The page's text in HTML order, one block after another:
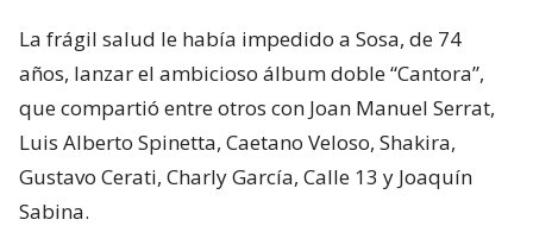
La frágil salud le había impedido a Sosa, de 74
años, lanzar el ambicioso álbum doble “Cantora”,
que compartió entre otros con Joan Manuel Serrat,
Luis Alberto Spinetta, Caetano Veloso, Shakira,
Gustavo Cerati, Charly García, Calle 13 y Joaquín
Sabina.